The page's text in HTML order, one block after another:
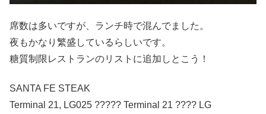
席数は多いですが、ランチ時で混んでました。
夜もかなり繁盛しているらしいです。
糖質制限レストランのリストに追加しとこう！
SANTA FE STEAK
Terminal 21, LG025 ????? Terminal 21 ???? LG